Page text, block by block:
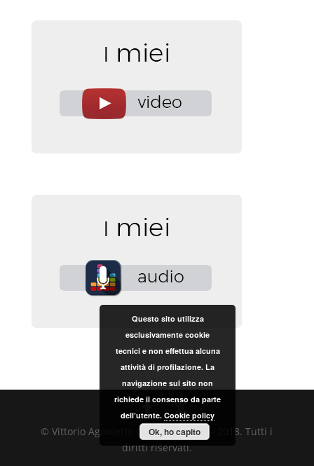
© Vittorio Agnoletto Copyright 2017 – 2018. Tutti i
diritti riservati.
Questo sito utilizza
esclusivamente cookie
tecnici e non effettua alcuna
attività di profilazione. La
navigazione sul sito non
richiede il consenso da parte
dell’utente. Cookie policy
Ok, ho capito